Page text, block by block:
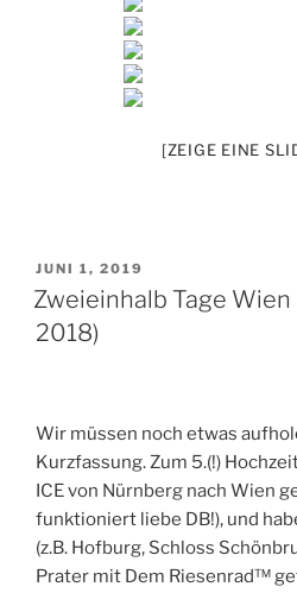
[ZEIGE EINE
VERÖFFENTLICHT
AM
JUNI 1, 2019
Zweieinhalb Tage
2018)
Wir müssen noch etwas
Kurzfassung. Zum 5.(!)
ICE von Nürnberg nach Wien
funktioniert liebe DB!), und
(z.B. Hofburg, Schloss
Prater mit Dem Riesenrad™